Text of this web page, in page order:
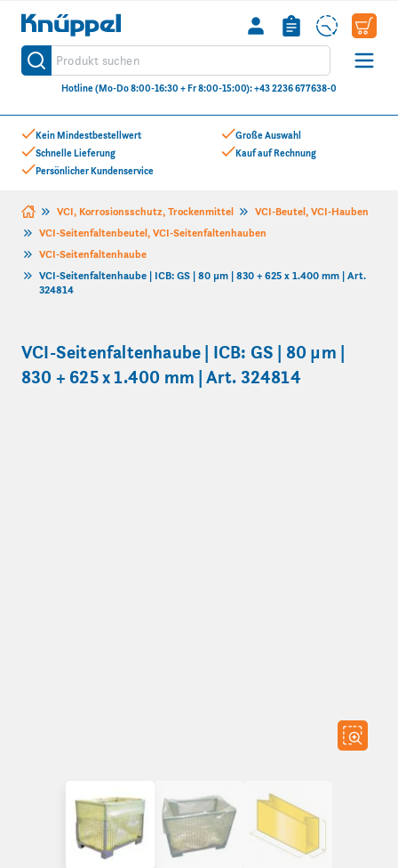
Kein Mindestbestellwert
Schnelle Lieferung
Persönlicher Kundenservice
Große Auswahl
Kauf auf Rechnung
Knüppel
Produkt suchen
Suche
Hotline (Mo-Do 8:00-16:30 + Fr 8:00-15:00): +43 2236 677638-0
Zum Inhalt springen
VCI, Korrosionsschutz, Trockenmittel
VCI-Beutel, VCI-Hauben
VCI-Seitenfaltenbeutel, VCI-Seitenfaltenhauben
VCI-Seitenfaltenhaube
VCI-Seitenfaltenhaube | ICB: GS | 80 µm | 830 + 625 x 1.400 mm | Art.
324814
VCI-Seitenfaltenhaube | ICB: GS | 80 µm |
830 + 625 x 1.400 mm | Art. 324814